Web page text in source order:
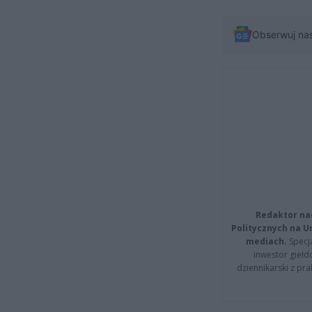
Obserwuj
Redaktor
Politycznych na
mediach.
inwestor
dziennikarski z